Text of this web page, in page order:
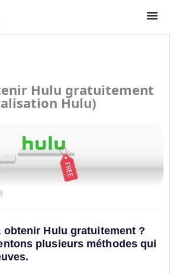
Hulu gratuitement
Hulu)
obtenir Hulu gratuitement ?
plusieurs méthodes qui